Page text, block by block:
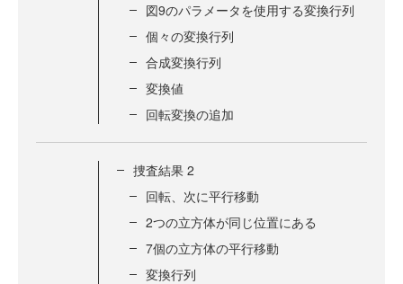
図9のパラメータを使用する変換行列
個々の変換行列
合成変換行列
変換値
回転変換の追加
捜査結果 2
回転、次に平行移動
2つの立方体が同じ位置にある
7個の立方体の平行移動
変換行列